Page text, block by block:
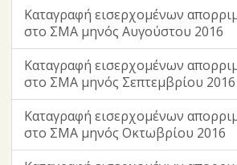
Καταγραφή εισερχομένων
στο ΣΜΑ μηνός Αυγούστου 2016
Καταγραφή εισερχομένων
στο ΣΜΑ μηνός Σεπτεμβρίου 2016
Καταγραφή εισερχομένων
στο ΣΜΑ μηνός Οκτωβρίου 2016